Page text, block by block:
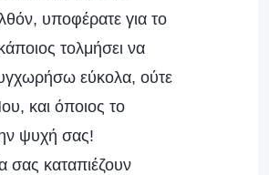
υποφέρατε για το
τολμήσει να
εύκολα, ούτε
και όποιος το
ψυχή σας!
σας καταπιέζουν